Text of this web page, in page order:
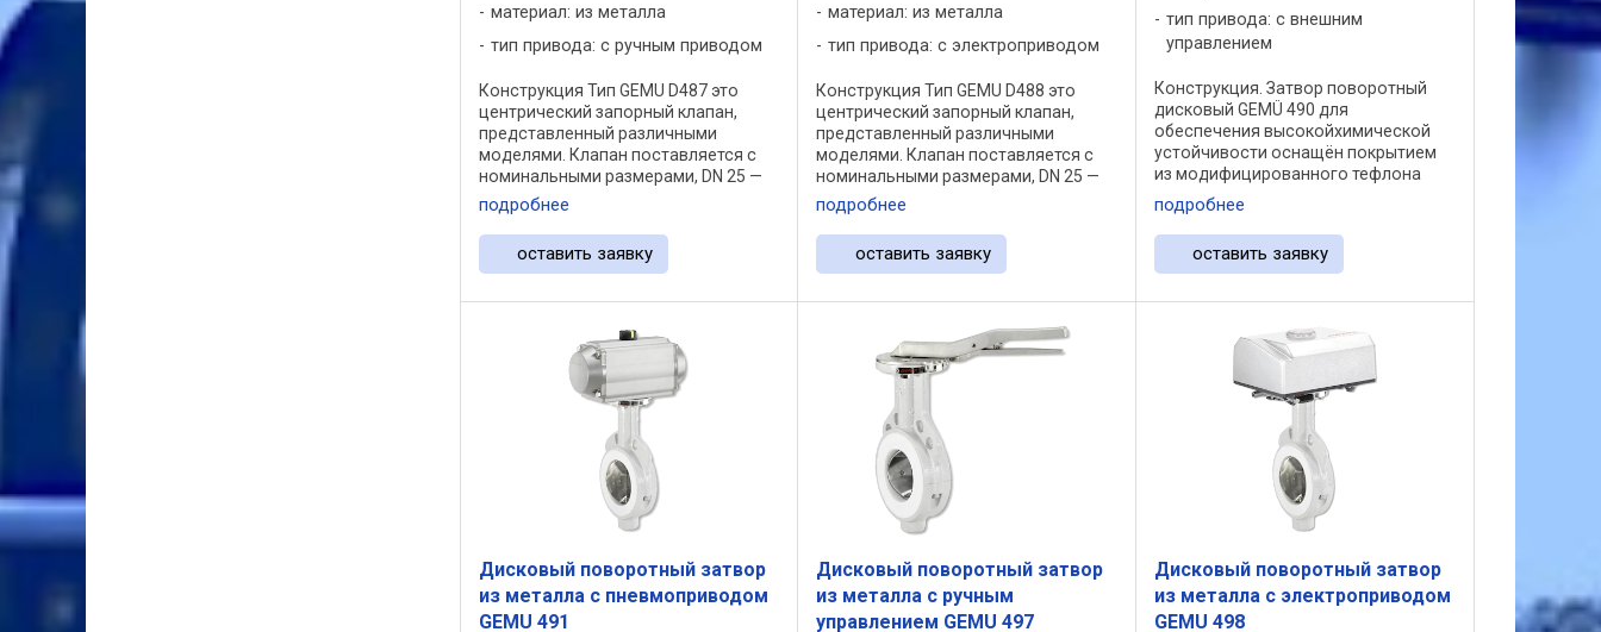
материал: из металла
тип привода: с ручным приводом
Конструкция Тип GEMU D487 это
центрический запорный клапан,
представленный различными
моделями. Клапан поставляется с
номинальными размерами, DN 25 —
1400 с различными вариантами
корпуса и типа и материалами
уплотнений и корпуса. Он
оснащается ...
подробнее
оставить заявку
материал: из металла
тип привода: с электроприводом
Конструкция Тип GEMU D488 это
центрический запорный клапан,
представленный различными
моделями. Клапан поставляется с
номинальными размерами, DN 25 —
1400 с различными вариантами
корпуса и типа и материалами
уплотнений и корпуса. Он
оснащается ...
подробнее
оставить заявку
тип привода: с внешним
управлением
Конструкция. Затвор поворотный
дисковый GEMÜ 490 для
обеспечения высокойхимической
устойчивости оснащён покрытием
из модифицированного тефлона
TFM™ (PTFE)/PFA. В основе его
конструкции использован принцип
концентричных клапанов с мягким
уплотнением. ...
подробнее
оставить заявку
Дисковый поворотный затвор
из металла с пневмоприводом
GEMU 491
Дисковый поворотный затвор
из металла с ручным
управлением GEMU 497
Дисковый поворотный затвор
из металла с электроприводом
GEMU 498